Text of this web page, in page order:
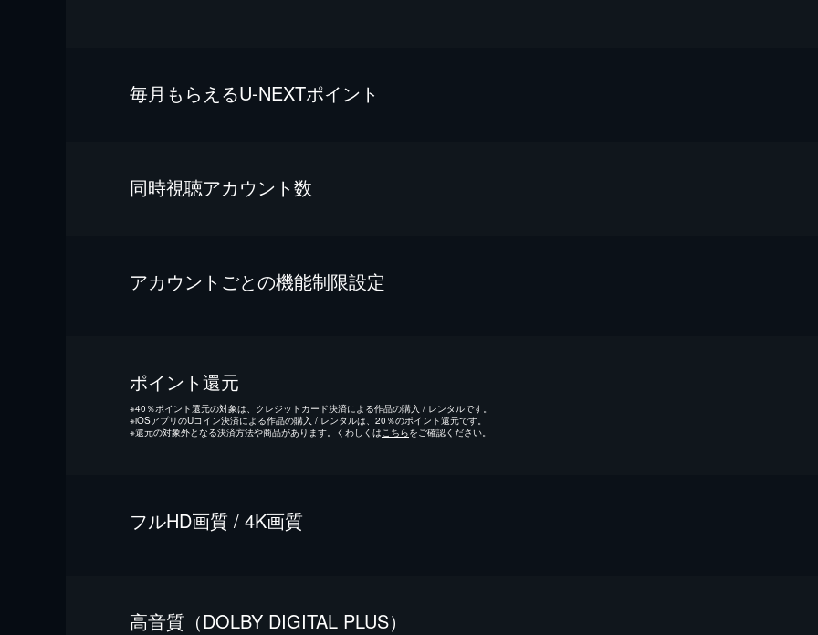
毎⽉もらえるU-NEXTポイント
同時視聴アカウント数
アカウントごとの機能制限設定
ポイント還元
※40％ポイント還元の対象は、クレジットカード決済による作品の購入 / レンタルです。
※iOSアプリのUコイン決済による作品の購入 / レンタルは、20％のポイント還元です。
※還元の対象外となる決済方法や商品があります。くわしくは こちらをご確認ください。
フルHD画質 / 4K画質
⾼⾳質（DOLBY DIGITAL PLUS）